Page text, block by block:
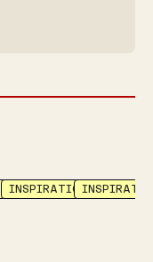
INSPIRATION